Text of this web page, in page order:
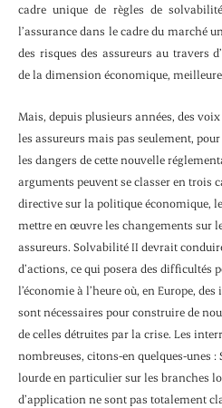
cadre unique de règles de
l’assurance dans le cadre du marché
des risques des assureurs au travers
de la dimension économique,
Mais, depuis plusieurs années, des
les assureurs mais pas seulement,
les dangers de cette nouvelle
arguments peuvent se classer en trois
directive sur la politique économique,
mettre en œuvre les changements sur
assureurs. Solvabilité II devrait
d’actions, ce qui posera des difficultés
l’économie à l’heure où, en Europe,
sont nécessaires pour construire de
de celles détruites par la crise. Les
nombreuses, citons-en quelques-unes
lourde en particulier sur les branches
d’application ne sont pas totalement